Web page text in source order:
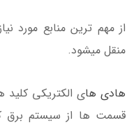
از مهم ترین منابع مورد
منقل میشود.
هادی های الکتریکی
قسمت ها از سیستم برق